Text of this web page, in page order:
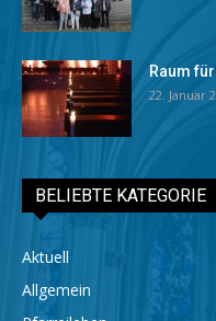
Raum
22. Januar
BELIEBTE KATEGORIE
Aktuell
Allgemein